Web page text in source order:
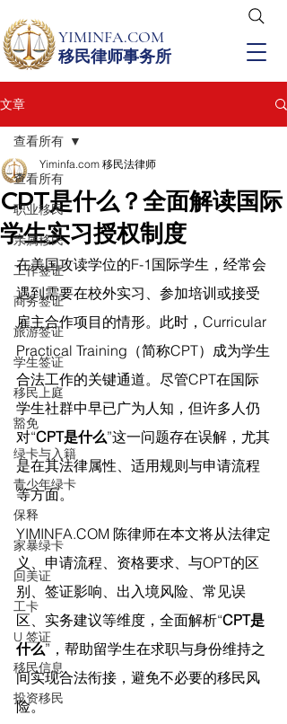
YIMINFA.COM
移民律师事务所
文章
查看所有
职业移民
亲属移民
工作签证
商务签证
旅游签证
学生签证
移民上庭
豁免
绿卡与入籍
青少年绿卡
保释
家暴绿卡
回美证
工卡
U 签证
移民信息
投资移民
查看所有
CPT是什么？全面解读国际
学生实习授权制度
Yiminfa.com 移民法律师
在美国攻读学位的F-1国际学生，经常会
遇到需要在校外实习、参加培训或接受
雇主合作项目的情形。此时，Curricular
Practical Training（简称CPT）成为学生
合法工作的关键通道。尽管CPT在国际
学生社群中早已广为人知，但许多人仍
对“CPT是什么”这一问题存在误解，尤其
是在其法律属性、适用规则与申请流程
等方面。
YIMINFA.COM 陈律师在本文将从法律定
义、申请流程、资格要求、与OPT的区
别、签证影响、出入境风险、常见误
区、实务建议等维度，全面解析“CPT是
什么”，帮助留学生在求职与身份维持之
间实现合法衔接，避免不必要的移民风
险。